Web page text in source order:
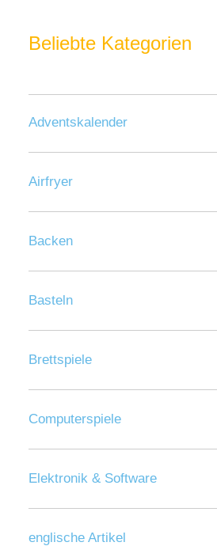
Beliebte Kategorien
Adventskalender
Airfryer
Backen
Basteln
Brettspiele
Computerspiele
Elektronik & Software
englische Artikel